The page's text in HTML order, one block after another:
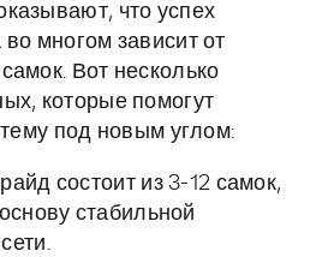
что успех
многом зависит от
Вот несколько
которые помогут
тему под новым углом:
состоит из 3-12 самок,
стабильной